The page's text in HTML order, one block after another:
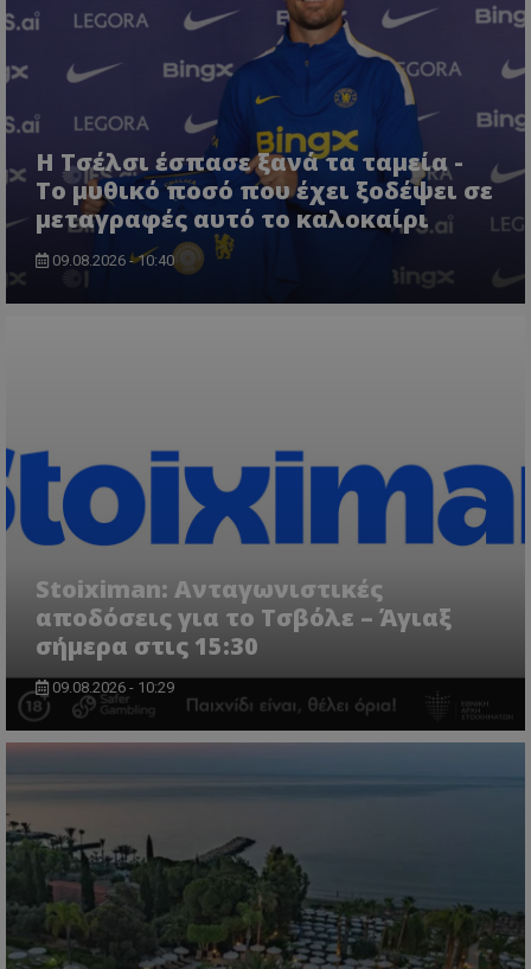
Η Τσέλσι έσπασε ξανά τα ταμεία -
Το μυθικό ποσό που έχει ξοδέψει σε
μεταγραφές αυτό το καλοκαίρι
09.08.2026 - 10:40
Stoiximan: Ανταγωνιστικές
αποδόσεις για το Τσβόλε – Άγιαξ
σήμερα στις 15:30
09.08.2026 - 10:29